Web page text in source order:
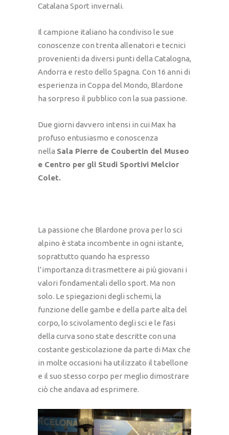
Catalana Sport invernali.
Il campione italiano ha condiviso le sue
conoscenze con trenta allenatori e tecnici
provenienti da diversi punti della Catalogna,
Andorra e resto dello Spagna. Con 16 anni di
esperienza in Coppa del Mondo, Blardone
ha sorpreso il pubblico con la sua passione.
Due giorni davvero intensi in cui Max ha
profuso entusiasmo e conoscenza
nella Sala Pierre de Coubertin del Museo
e Centro per gli Studi Sportivi Melcior
Colet.
La passione che Blardone prova per lo sci
alpino è stata incombente in ogni istante,
soprattutto quando ha espresso
l’importanza di trasmettere ai più giovani i
valori fondamentali dello sport. Ma non
solo. Le spiegazioni degli schemi, la
funzione delle gambe e della parte alta del
corpo, lo scivolamento degli sci e le fasi
della curva sono state descritte con una
costante gesticolazione da parte di Max che
in molte occasioni ha utilizzato il tabellone
e il suo stesso corpo per meglio dimostrare
ciò che andava ad esprimere.